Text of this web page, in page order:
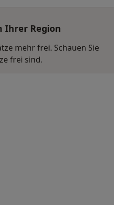
Ihrer Region
mehr frei. Schauen Sie
frei sind.